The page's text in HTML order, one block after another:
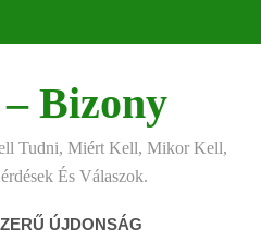
Bizony
Tudni, Miért Kell, Mikor Kell,
És Válaszok.
ÚJDONSÁG